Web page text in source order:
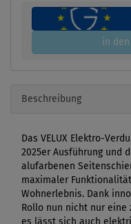
in
Beschreibung
Das VELUX Elektro-
2025er Ausführung und
alufarbenen
maximaler
Wohnerlebnis. Dank
Rollo nun nicht nur eine
es lässt sich auch